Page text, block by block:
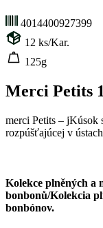
4014400927399
12 ks/Kar.
125g
Merci Petits
merci Petits – jKúsok
rozpúšťajúcej v
Kolekce plněných a
bonbonů/Kolekcia
bonbónov.